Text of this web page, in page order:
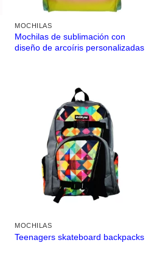
MOCHILAS
Mochilas de sublimación con
diseño de arcoíris personalizadas
MOCHILAS
Teenagers skateboard backpacks